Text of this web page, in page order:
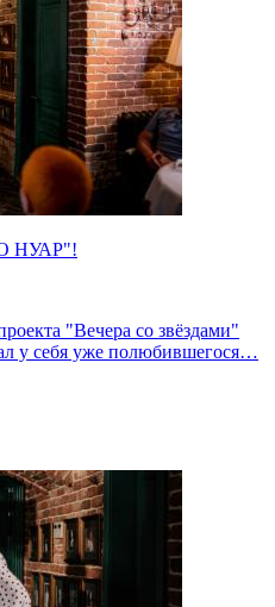
НУАР"!
"Вечера со звёздами"
у себя уже полюбившегося…